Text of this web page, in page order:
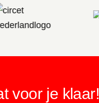
voor je klaar!